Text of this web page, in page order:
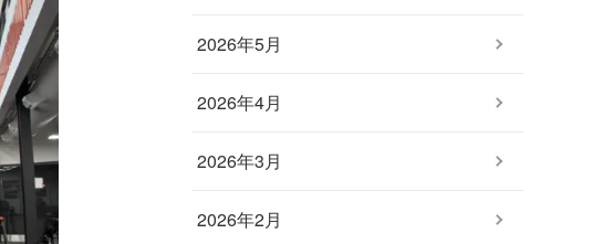
2026年5月
2026年4月
2026年3月
2026年2月